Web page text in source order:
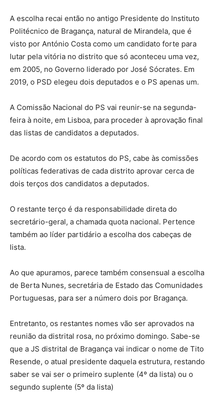
A escolha recai então no antigo Presidente do Instituto
Politécnico de Bragança, natural de Mirandela, que é
visto por António Costa como um candidato forte para
lutar pela vitória no distrito que só aconteceu uma vez,
em 2005, no Governo liderado por José Sócrates. Em
2019, o PSD elegeu dois deputados e o PS apenas um.
A Comissão Nacional do PS vai reunir-se na segunda-
feira à noite, em Lisboa, para proceder à aprovação final
das listas de candidatos a deputados.
De acordo com os estatutos do PS, cabe às comissões
políticas federativas de cada distrito aprovar cerca de
dois terços dos candidatos a deputados.
O restante terço é da responsabilidade direta do
secretário-geral, a chamada quota nacional. Pertence
também ao líder partidário a escolha dos cabeças de
lista.
Ao que apuramos, parece também consensual a escolha
de Berta Nunes, secretária de Estado das Comunidades
Portuguesas, para ser a número dois por Bragança.
Entretanto, os restantes nomes vão ser aprovados na
reunião da distrital rosa, no próximo domingo. Sabe-se
que a JS distrital de Bragança vai indicar o nome de Tito
Resende, o atual presidente daquela estrutura, restando
saber se vai ser o primeiro suplente (4º da lista) ou o
segundo suplente (5º da lista)